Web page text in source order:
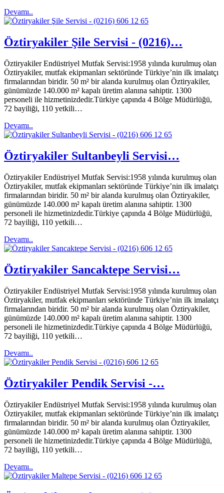
Devamı..
Öztiryakiler Şile Servisi - (0216)…
Öztiryakiler Endüstriyel Mutfak Servisi:1958 yılında kurulmuş olan
Öztiryakiler, mutfak ekipmanları sektöründe Türkiye’nin ilk imalatçı
firmalarından biridir. 50 m² bir alanda kurulmuş olan Öztiryakiler,
günümüzde 140.000 m² kapalı üretim alanına sahiptir. 1300
personeli ile hizmetinizdedir.Türkiye çapında 4 Bölge Müdürlüğü,
72 bayiliği, 110 yetkili…
Devamı..
Öztiryakiler Sultanbeyli Servisi…
Öztiryakiler Endüstriyel Mutfak Servisi:1958 yılında kurulmuş olan
Öztiryakiler, mutfak ekipmanları sektöründe Türkiye’nin ilk imalatçı
firmalarından biridir. 50 m² bir alanda kurulmuş olan Öztiryakiler,
günümüzde 140.000 m² kapalı üretim alanına sahiptir. 1300
personeli ile hizmetinizdedir.Türkiye çapında 4 Bölge Müdürlüğü,
72 bayiliği, 110 yetkili…
Devamı..
Öztiryakiler Sancaktepe Servisi…
Öztiryakiler Endüstriyel Mutfak Servisi:1958 yılında kurulmuş olan
Öztiryakiler, mutfak ekipmanları sektöründe Türkiye’nin ilk imalatçı
firmalarından biridir. 50 m² bir alanda kurulmuş olan Öztiryakiler,
günümüzde 140.000 m² kapalı üretim alanına sahiptir. 1300
personeli ile hizmetinizdedir.Türkiye çapında 4 Bölge Müdürlüğü,
72 bayiliği, 110 yetkili…
Devamı..
Öztiryakiler Pendik Servisi -…
Öztiryakiler Endüstriyel Mutfak Servisi:1958 yılında kurulmuş olan
Öztiryakiler, mutfak ekipmanları sektöründe Türkiye’nin ilk imalatçı
firmalarından biridir. 50 m² bir alanda kurulmuş olan Öztiryakiler,
günümüzde 140.000 m² kapalı üretim alanına sahiptir. 1300
personeli ile hizmetinizdedir.Türkiye çapında 4 Bölge Müdürlüğü,
72 bayiliği, 110 yetkili…
Devamı..